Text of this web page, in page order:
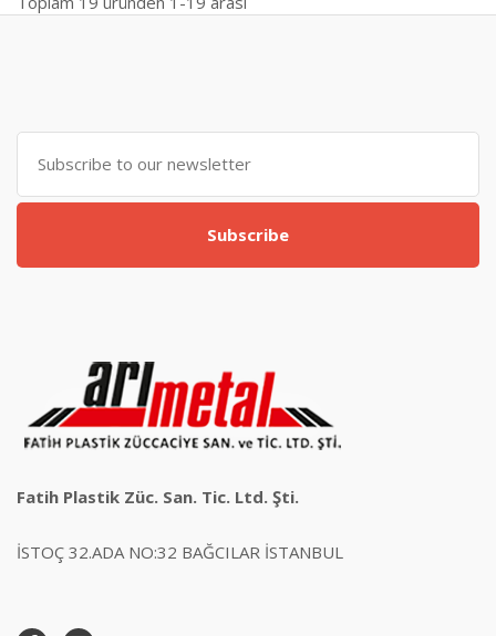
Subscribe
Fatih Plastik Züc. San. Tic. Ltd. Şti.
İSTOÇ 32.ADA NO:32 BAĞCILAR İSTANBUL